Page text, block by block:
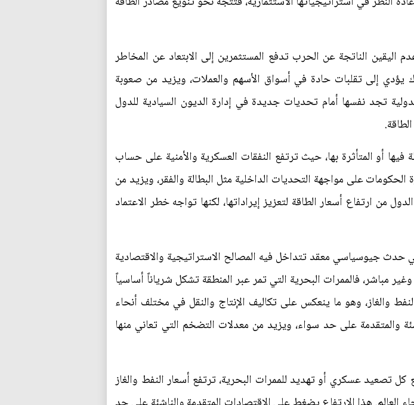
اليقين الناتجة عن الحرب تدفع المستثمرين إلى الابتعاد عن المخاطر
يؤدي إلى تقلبات حادة في أسواق الأسهم والعملات، ويزيد من صعوبة
تجد نفسها أمام تحديات جديدة في إدارة الديون السيادية للدول
أو المتأثرة بها، حيث ترتفع النفقات العسكرية والأمنية على حساب
على مواجهة التحديات الداخلية مثل البطالة والفقر، ويزيد من
من ارتفاع أسعار الطاقة لتعزيز إيراداتها، لكنها تواجه خطر الاعتماد
جيوسياسي معقد تتداخل فيه المصالح الاستراتيجية والاقتصادية
مباشر، فالممرات البحرية التي تمر عبر المنطقة تشكل شرياناً أساسياً
والغاز، وهو ما ينعكس على تكاليف الإنتاج والنقل في مختلف أنحاء
والمتقدمة على حد سواء، ويزيد من معدلات التضخم التي تعاني منها
تصعيد عسكري أو تهديد للممرات البحرية، ترتفع أسعار النفط والغاز